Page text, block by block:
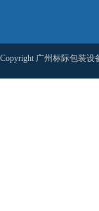
Copyright 广州标际包装设